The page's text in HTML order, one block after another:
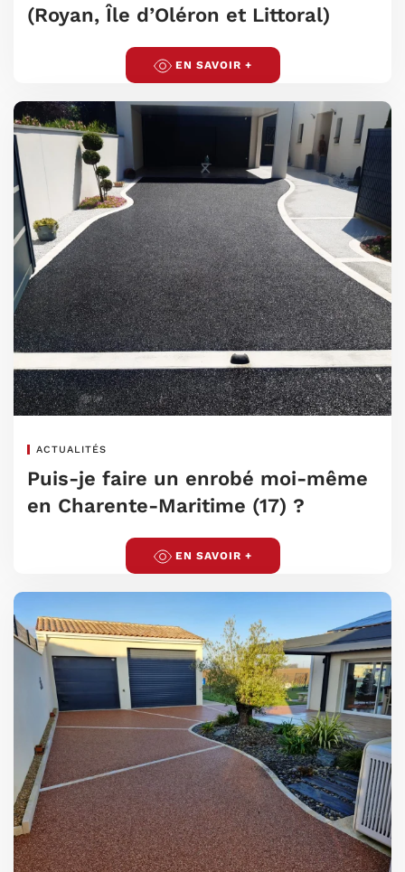
(Royan, Île d’Oléron et Littoral)
EN SAVOIR +
ACTUALITÉS
Puis-je faire un enrobé moi-même
en Charente-Maritime (17) ?
EN SAVOIR +